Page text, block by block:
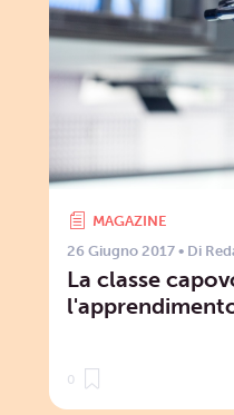
MAGAZINE
26 Giugno 2017 • Di
La classe
0